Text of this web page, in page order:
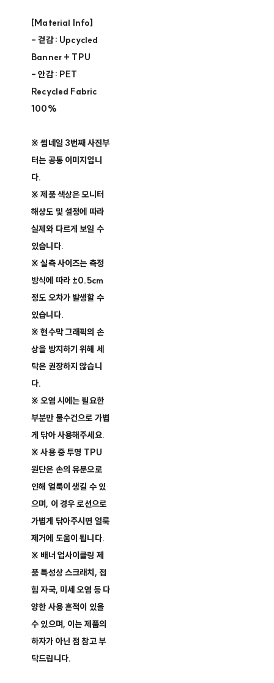
[Material Info]
- 겉감 : Upcycled
Banner + TPU
- 안감 : PET
Recycled Fabric
100%
※ 썸네일 3번째 사진부
터는 공통 이미지입니
다.
※ 제품 색상은 모니터
해상도 및 설정에 따라
실제와 다르게 보일 수
있습니다.
※ 실측 사이즈는 측정
방식에 따라 ±0.5cm
정도 오차가 발생할 수
있습니다.
※ 현수막 그래픽의 손
상을 방지하기 위해 세
탁은 권장하지 않습니
다.
※ 오염 시에는 필요한
부분만 물수건으로 가볍
게 닦아 사용해주세요.
※ 사용 중 투명 TPU
원단은 손의 유분으로
인해 얼룩이 생길 수 있
으며, 이 경우 로션으로
가볍게 닦아주시면 얼룩
제거에 도움이 됩니다.
※ 배너 업사이클링 제
품 특성상 스크래치, 접
힘 자국, 미세 오염 등 다
양한 사용 흔적이 있을
수 있으며, 이는 제품의
하자가 아닌 점 참고 부
탁드립니다.